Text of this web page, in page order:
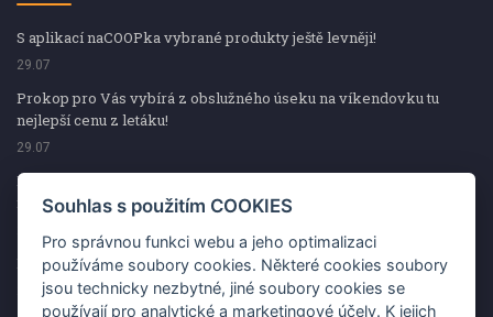
S aplikací naCOOPka vybrané produkty ještě levněji!
29.07
Prokop pro Vás vybírá z obslužného úseku na víkendovku tu
nejlepší cenu z letáku!
29.07
Prokop pro Vás vybírá z obslužného úseku na víkendovku tu
nejlepší cenu z letáku!
Kup špekáčky od Váhaly a vyhraj s naCOOPkou sekerku Fiskars
29.07
Souhlas s použitím COOKIES
Pro správnou funkci webu a jeho optimalizaci
používáme soubory cookies. Některé cookies soubory
jsou technicky nezbytné, jiné soubory cookies se
používají pro analytické a marketingové účely. K jejich